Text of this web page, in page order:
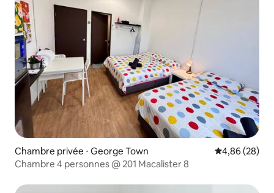
Chambre privée ⋅ George Town Évaluation
4,86 (28)
Chambre 4 personnes @ 201 Macalister 8